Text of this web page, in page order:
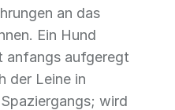
an das
Ein Hund
anfangs aufgeregt
der Leine in
wird